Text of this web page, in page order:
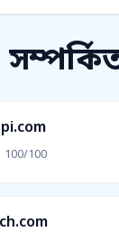
100/100